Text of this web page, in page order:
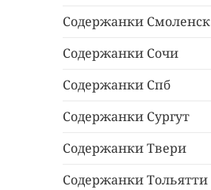
Содержанки Смоленск
Содержанки Сочи
Содержанки Спб
Содержанки Сургут
Содержанки Твери
Содержанки Тольятти